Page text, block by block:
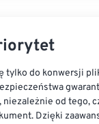
tylko do konwersji
niezależnie od tego,
Dzięki